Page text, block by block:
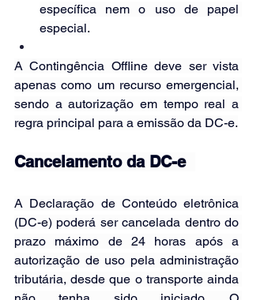
específica nem o uso de papel
especial.
A Contingência Offline deve ser vista
apenas como um recurso emergencial,
sendo a autorização em tempo real a
regra principal para a emissão da DC-e.
Cancelamento da DC-e
A Declaração de Conteúdo eletrônica
(DC-e) poderá ser cancelada dentro do
prazo máximo de 24 horas após a
autorização de uso pela administração
tributária, desde que o transporte ainda